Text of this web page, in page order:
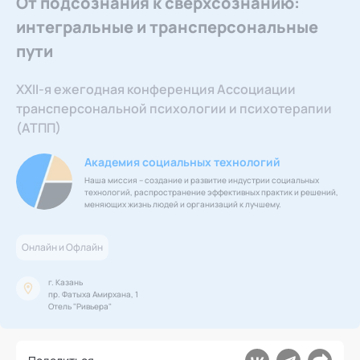
интегральные и трансперсональные
пути
XXII-я ежегодная конференция Ассоциации
трансперсональной психологии и психотерапии
(АТПП)
Академия социальных технологий
Наша миссия – создание и развитие индустрии социальных
технологий, распространение эффективных практик и решений,
меняющих жизнь людей и организаций к лучшему.
Онлайн и Офлайн
г. Казань
пр. Фатыха Амирхана, 1
Отель "Ривьера"
Профессионалам
Поддержка
Режим работы и тп